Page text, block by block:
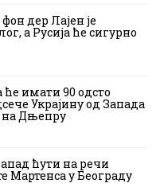
дер Лајен је
а Русија ће сигурно
ће имати 90 одсто
Украјину од Запада
на Дњепру
ћути на речи
Мартенса у Београду